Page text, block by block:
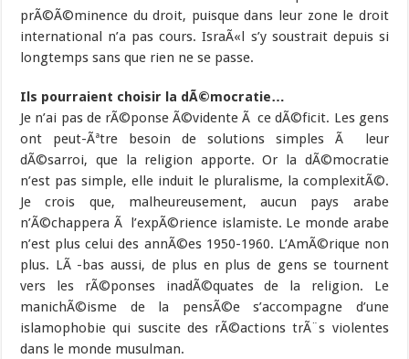
prÃ©Ã©minence du droit, puisque dans leur zone le droit
international n’a pas cours. IsraÃ«l s’y soustrait depuis si
longtemps sans que rien ne se passe.
Ils pourraient choisir la dÃ©mocratie…
Je n’ai pas de rÃ©ponse Ã©vidente Ã ce dÃ©ficit. Les gens
ont peut-Ãªtre besoin de solutions simples Ã leur
dÃ©sarroi, que la religion apporte. Or la dÃ©mocratie
n’est pas simple, elle induit le pluralisme, la complexitÃ©.
Je crois que, malheureusement, aucun pays arabe
n’Ã©chappera Ã l’expÃ©rience islamiste. Le monde arabe
n’est plus celui des annÃ©es 1950-1960. L’AmÃ©rique non
plus. LÃ -bas aussi, de plus en plus de gens se tournent
vers les rÃ©ponses inadÃ©quates de la religion. Le
manichÃ©isme de la pensÃ©e s’accompagne d’une
islamophobie qui suscite des rÃ©actions trÃ¨s violentes
dans le monde musulman.